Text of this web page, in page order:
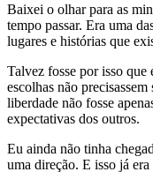
Baixei o olhar para as
tempo passar. Era uma
lugares e histórias que
Talvez fosse por isso que
escolhas não
liberdade não fosse
expectativas dos outros.
Eu ainda não tinha
uma direção. E isso já